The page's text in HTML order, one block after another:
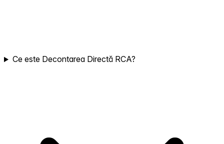
Ce este Decontarea Directă RCA?